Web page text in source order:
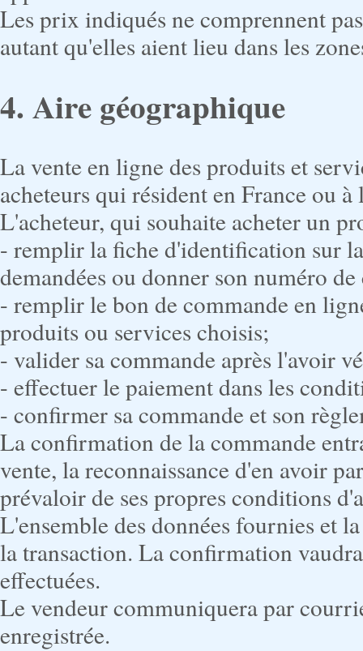
Les prix indiqués ne comprennent
autant qu'elles aient lieu dans les
4. Aire géographique
La vente en ligne des produits et
acheteurs qui résident en France ou
L'acheteur, qui souhaite acheter un
- remplir la fiche d'identification sur
demandées ou donner son numéro
- remplir le bon de commande en
produits ou services choisis;
- valider sa commande après l'avoir
- effectuer le paiement dans les
- confirmer sa commande et son
La confirmation de la commande
vente, la reconnaissance d'en avoir
prévaloir de ses propres conditions
L'ensemble des données fournies et
la transaction. La confirmation
effectuées.
Le vendeur communiquera par
enregistrée.